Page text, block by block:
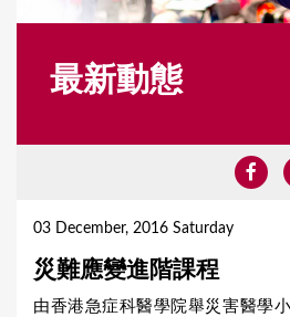
最新動態
03 December, 2016 Saturday
災難應變進階課程
由香港急症科醫學院舉災害醫學